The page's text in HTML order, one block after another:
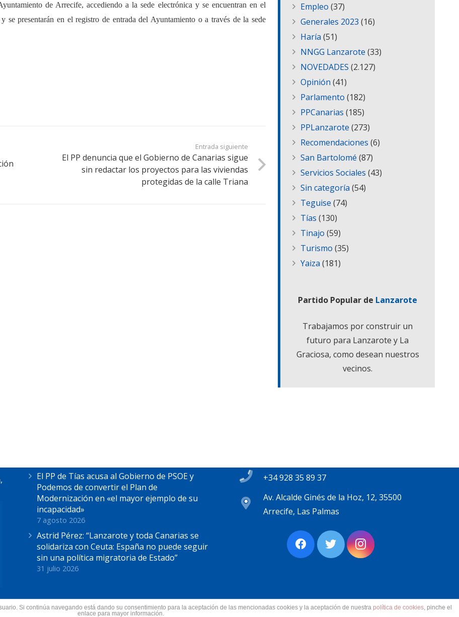
de Arrecife, accediendo a la sede electrónica y se encuentran en el
se presentarán en el registro de entrada del Ayuntamiento o a través de la sede
Entrada siguiente
El PP denuncia que el Gobierno de Canarias sigue
sin redactar los proyectos para las viviendas
protegidas de la calle Triana
Empleo (37)
Generales 2023 (16)
Haría (51)
NNGG Lanzarote (33)
NOVEDADES (2.127)
Opinión (41)
Parlamento (182)
PPCanarias (185)
PPLanzarote (273)
Recomendaciones (6)
San Bartolomé (87)
Servicios Sociales (43)
Sin categoría (54)
Teguise (74)
Tías (130)
Tinajo (59)
Turismo (35)
Yaiza (181)
Partido Popular de Lanzarote
Trabajamos por construir un
futuro para Lanzarote y La
Graciosa, como desean nuestros
vecinos.
El PP de Tías acusa al Gobierno de PSOE y
Podemos de convertir el Plan de
Modernización en «el mayor ejemplo de su
incapacidad»
7 agosto 2026
Astrid Pérez: “Lanzarote y toda Canarias se
solidariza con Ceuta: España no puede seguir
sin una política migratoria de Estado”
31 julio 2026
+34 928 35 89 37
Av. Alcalde Ginés de la Hoz, 12, 35500
Arrecife, Las Palmas
Si continúa navegando está dando su consentimiento para la aceptación de las mencionadas cookies y la aceptación de nuestra política de cookies, pinche el
enlace para mayor información.